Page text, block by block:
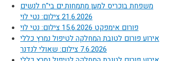
משפחת בוכריס למען מתמחות.ים בי"ח לנשים
21.6.2026 צילום: נטי לוי
פורום אימפקט 15.6.2026 צילום: נטי לוי
אירוע פורום לטובת המחלקה לטיפול נמרץ כללי
7.6.2026 צילום: שאולי לנדנר